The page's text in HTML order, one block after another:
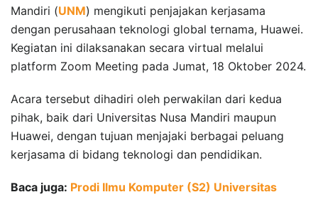
Mandiri (UNM) mengikuti penjajakan kerjasama
dengan perusahaan teknologi global ternama, Huawei.
Kegiatan ini dilaksanakan secara virtual melalui
platform Zoom Meeting pada Jumat, 18 Oktober 2024.
Acara tersebut dihadiri oleh perwakilan dari kedua
pihak, baik dari Universitas Nusa Mandiri maupun
Huawei, dengan tujuan menjajaki berbagai peluang
kerjasama di bidang teknologi dan pendidikan.
Baca juga: Prodi Ilmu Komputer (S2) Universitas